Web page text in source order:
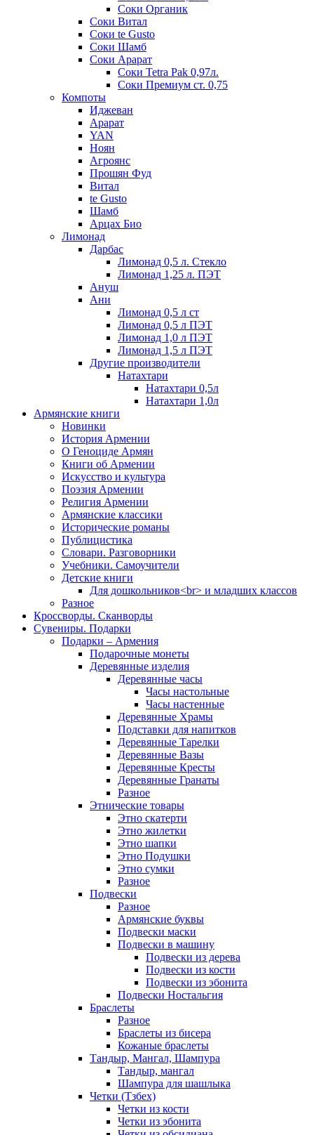
Соки Органик
Соки Витал
Соки te Gusto
Соки Шамб
Соки Арарат
Соки Tetra Pak 0,97л.
Соки Премиум ст. 0,75
Компоты
Иджеван
Арарат
YAN
Ноян
Агроянс
Прошян Фуд
Витал
te Gusto
Шамб
Арцах Био
Лимонад
Дарбас
Лимонад 0,5 л. Стекло
Лимонад 1,25 л. ПЭТ
Ануш
Ани
Лимонад 0,5 л ст
Лимонад 0,5 л ПЭТ
Лимонад 1,0 л ПЭТ
Лимонад 1,5 л ПЭТ
Другие производители
Натахтари
Натахтари 0,5л
Натахтари 1,0л
Армянские книги
Новинки
История Армении
О Геноциде Армян
Книги об Армении
Иcкусство и культура
Поэзия Армении
Религия Армении
Армянские классики
Исторические романы
Публицистика
Словари. Разговорники
Учебники. Самоучители
Детские книги
Для дошкольников<br> и младших классов
Разное
Кроссворды. Сканворды
Сувениры. Подарки
Подарки – Армения
Подарочные монеты
Деревянные изделия
Деревянные часы
Часы настольные
Часы настенные
Деревянные Храмы
Подставки для напитков
Деревянные Тарелки
Деревянные Вазы
Деревянные Кресты
Деревянные Гранаты
Разное
Этнические товары
Этно скатерти
Этно жилетки
Этно шапки
Этно Подушки
Этно сумки
Разное
Подвески
Разное
Армянские буквы
Подвески маски
Подвески в машину
Подвески из дерева
Подвески из кости
Подвески из эбонита
Подвески Ностальгия
Браслеты
Разное
Браслеты из бисера
Кожаные браслеты
Тандыр, Мангал, Шампура
Тандыр, мангал
Шампура для шашлыка
Четки (Тзбех)
Четки из кости
Четки из эбонита